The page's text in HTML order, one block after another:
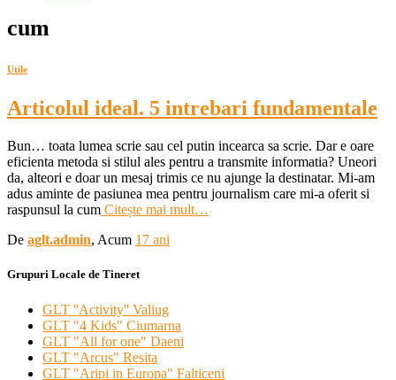
cum
Utile
Articolul ideal. 5 intrebari fundamentale
Bun… toata lumea scrie sau cel putin incearca sa scrie. Dar e oare
eficienta metoda si stilul ales pentru a transmite informatia? Uneori
da, alteori e doar un mesaj trimis ce nu ajunge la destinatar. Mi-am
adus aminte de pasiunea mea pentru journalism care mi-a oferit si
raspunsul la cum Citește mai mult…
De aglt.admin, Acum 17 ani
Grupuri Locale de Tineret
GLT ''Activity'' Valiug
GLT "4 Kids" Ciumarna
GLT "All for one" Daeni
GLT "Arcus" Resita
GLT "Aripi in Europa" Falticeni